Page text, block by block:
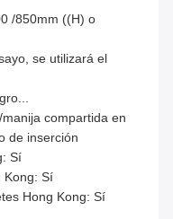
/850mm ((H) o
se utilizará el
compartida en
de inserción
Sí
Kong: Sí
Hong Kong: Sí